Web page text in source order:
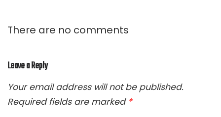
There are no comments
Leave a Reply
Your email address will not be published.
Required fields are marked *